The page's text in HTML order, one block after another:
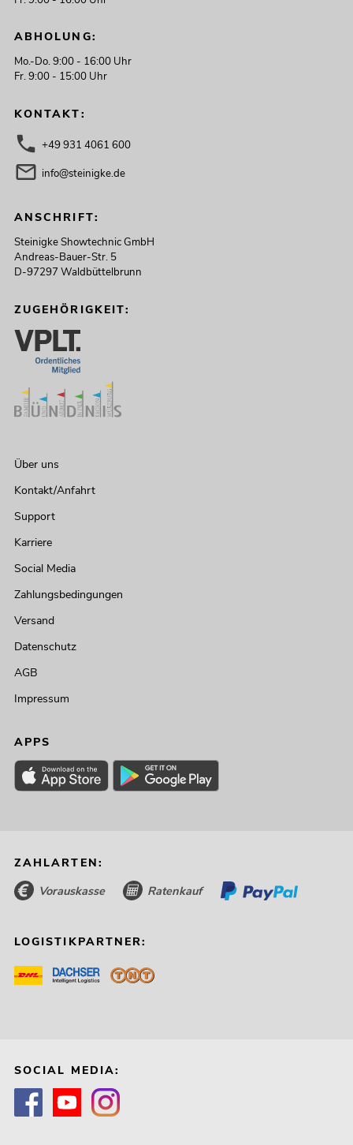
ABHOLUNG:
Mo.-Do. 9:00 - 16:00 Uhr
Fr. 9:00 - 15:00 Uhr
KONTAKT:
+49 931 4061 600
info@steinigke.de
ANSCHRIFT:
Steinigke Showtechnic GmbH
Andreas-Bauer-Str. 5
D-97297 Waldbüttelbrunn
ZUGEHÖRIGKEIT:
Über uns
Kontakt/Anfahrt
Support
Karriere
Social Media
Zahlungsbedingungen
Versand
Datenschutz
AGB
Impressum
APPS
ZAHLARTEN:
Vorauskasse Ratenkauf
LOGISTIKPARTNER:
SOCIAL MEDIA: